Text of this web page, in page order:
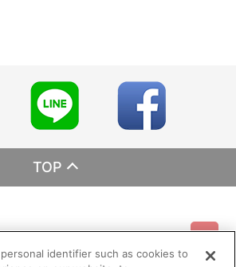
インフィニットワールド：：Ｄｒａｇｏ
ｙ
TOP
identifier such as cookies to